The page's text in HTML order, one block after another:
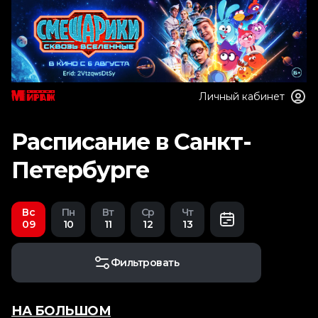
Личный кабинет
Расписание в Санкт-
Петербурге
Вс
09
Пн
10
Вт
11
Ср
12
Чт
13
Фильтровать
НА БОЛЬШОМ